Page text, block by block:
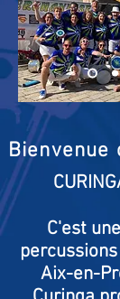
Bienvenue
C'est
Aix-en-